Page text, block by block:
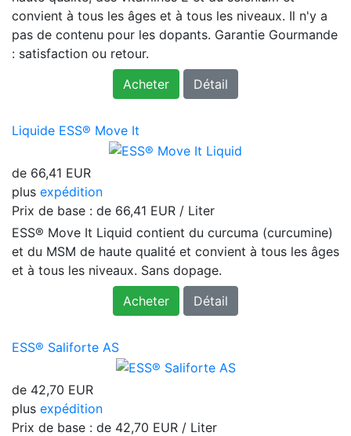
convient à tous les âges et à tous les niveaux. Il n'y a
pas de contenu pour les dopants. Garantie Gourmande
: satisfaction ou retour.
Acheter
Détail
Liquide ESS® Move It
de 66,41 EUR
plus expédition
Prix ​​de base : de 66,41 EUR / Liter
ESS® Move It Liquid contient du curcuma (curcumine)
et du MSM de haute qualité et convient à tous les âges
et à tous les niveaux. Sans dopage.
Acheter
Détail
ESS® Saliforte AS
de 42,70 EUR
plus expédition
Prix ​​de base : de 42,70 EUR / Liter